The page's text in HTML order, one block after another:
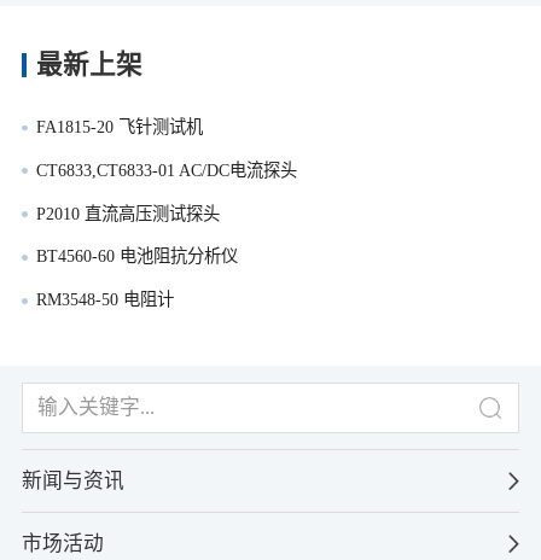
最新上架
FA1815-20 飞针测试机
CT6833,CT6833-01 AC/DC电流探头
P2010 直流高压测试探头
BT4560-60 电池阻抗分析仪
RM3548-50 电阻计
新闻与资讯
市场活动